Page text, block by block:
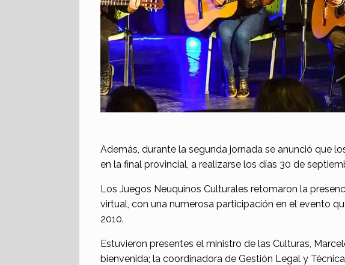
Además, durante la segunda jornada se anunció que
en la final provincial, a realizarse los días 30 de
Los Juegos Neuquinos Culturales retomaron la
virtual, con una numerosa participación en el evento
2010.
Estuvieron presentes el ministro de las Culturas,
bienvenida; la coordinadora de Gestión Legal y